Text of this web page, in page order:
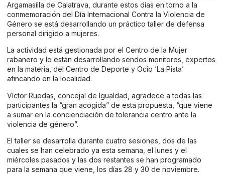
Argamasilla de Calatrava, durante estos días en torno a la
conmemoración del Día Internacional Contra la Violencia de
Género se está desarrollando un práctico taller de defensa
personal dirigido a mujeres.
La actividad está gestionada por el Centro de la Mujer
rabanero y lo están desarrollando sendos monitores, expertos
en la materia, del Centro de Deporte y Ocio ‘La Pista’
afincando en la localidad.
Víctor Ruedas, concejal de Igualdad, agradece a todas las
participantes la “gran acogida” de esta propuesta, “que viene
a sumar en la concienciación de tolerancia centro ante la
violencia de género”.
El taller se desarrolla durante cuatro sesiones, dos de las
cuales se han celebrado ya esta semana, el lunes y el
miércoles pasados y las dos restantes se han programado
para la semana que viene, los días 28 y 30 de noviembre.